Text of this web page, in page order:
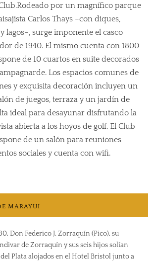
por un magnífico parque
Carlos Thays –con diques,
lagos–, surge imponente el casco
de 1940. El mismo cuenta con 1800
de 10 cuartos en suite decorados
Los espacios comunes de
y exquisita decoración incluyen un
de juegos, terraza y un jardín de
ideal para desayunar disfrutando la
abierta a los hoyos de golf. El Club
de un salón para reuniones
sociales y cuenta con wifi.
MARAYUI
Don Federico J. Zorraquín (Pico), su
de Zorraquín y sus seis hijos solían
Plata alojados en el Hotel Bristol junto a